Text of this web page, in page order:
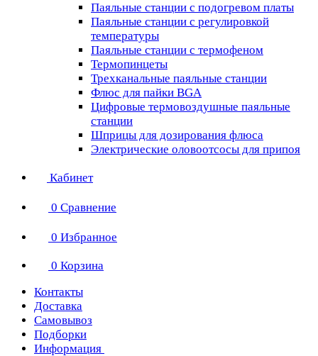
Паяльные станции с подогревом платы
Паяльные станции с регулировкой
температуры
Паяльные станции с термофеном
Термопинцеты
Трехканальные паяльные станции
Флюс для пайки BGA
Цифровые термовоздушные паяльные
станции
Шприцы для дозирования флюса
Электрические оловоотсосы для припоя
Кабинет
0 Сравнение
0 Избранное
0 Корзина
Контакты
Доставка
Самовывоз
Подборки
Информация